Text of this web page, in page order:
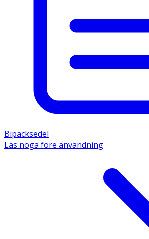
Bipacksedel
Läs noga före användning